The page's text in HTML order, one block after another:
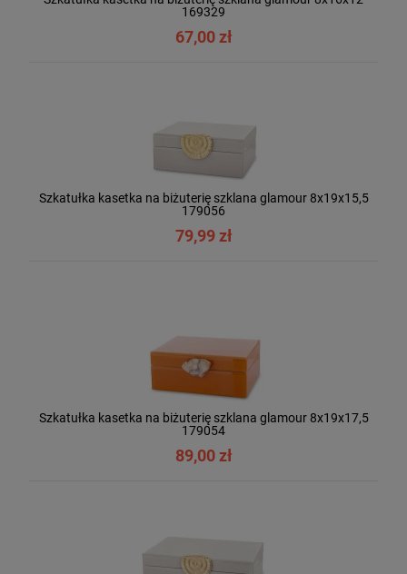
169329
67,00 zł
Szkatułka kasetka na biżuterię szklana glamour 8x19x15,5
179056
79,99 zł
Szkatułka kasetka na biżuterię szklana glamour 8x19x17,5
179054
89,00 zł